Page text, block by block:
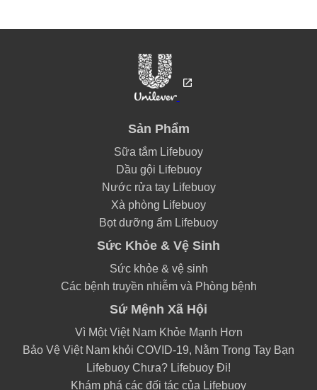
Sản Phẩm
Sữa tắm Lifebuoy
Dầu gội Lifebuoy
Nước rửa tay Lifebuoy
Xà phòng Lifebuoy
Bọt dưỡng ẩm Lifebuoy
Sức Khỏe & Vệ Sinh
Sức khỏe & vệ sinh
Các bệnh truyền nhiễm và Phòng bệnh
Sứ Mệnh Xã Hội
Vì Một Việt Nam Khỏe Mạnh Hơn
Bảo Vệ Việt Nam khỏi COVID-19, Nằm Trong Tay Bạn
Lifebuoy Chưa? Lifebuoy Đi!
Khám phá các đối tác của Lifebuoy